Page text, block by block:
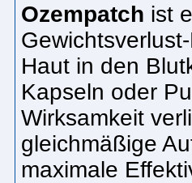
Ozempatch ist
Haut in den
Kapseln oder
Wirksamkeit
gleichmäßige
maximale